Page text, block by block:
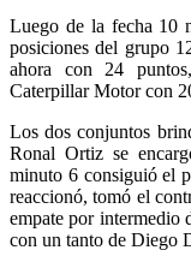
Luego de la fecha 10
posiciones del grupo
ahora con 24
Caterpillar Motor con
Los dos conjuntos
Ronal Ortiz se
minuto 6 consiguió el
reaccionó, tomó el
empate por intermedio
con un tanto de Diego